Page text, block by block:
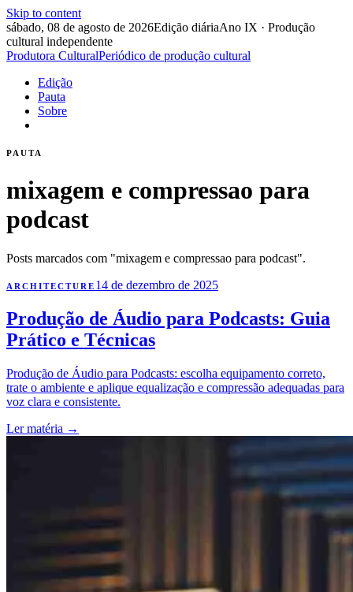
Skip to content
sábado, 08 de agosto de 2026Edição diáriaAno IX · Produção
cultural independente
Produtora CulturalPeriódico de produção cultural
Edição
Pauta
Sobre
PAUTA
mixagem e compressao para
podcast
Posts marcados com "mixagem e compressao para podcast".
ARCHITECTURE 14 de dezembro de 2025
Produção de Áudio para Podcasts: Guia
Prático e Técnicas
Produção de Áudio para Podcasts: escolha equipamento correto,
trate o ambiente e aplique equalização e compressão adequadas para
voz clara e consistente.
Ler matéria →